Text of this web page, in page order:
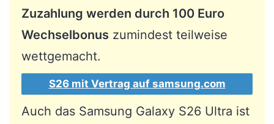
Zuzahlung werden durch 100 Euro
Wechselbonus zumindest teilweise
wettgemacht.
S26 mit Vertrag auf samsung.com
Auch das Samsung Galaxy S26 Ultra ist